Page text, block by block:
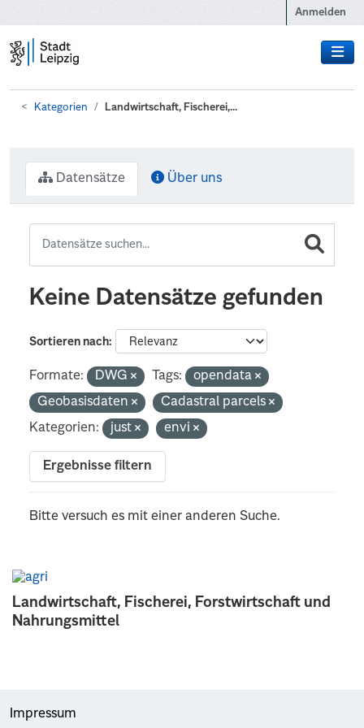
Anmelden
Kategorien Landwirtschaft, Fischerei,...
Landwirtschaft, Fischerei, Forstwirtschaft und
Nahrungsmittel
Datensätze Über uns
Keine Datensätze gefunden
Sortieren nach
Formate: DWG Tags:
opendata
Geobasisdaten
Cadastral parcels
Kategorien:
just envi
Ergebnisse filtern
Bitte versuch es mit einer anderen Suche.
Impressum